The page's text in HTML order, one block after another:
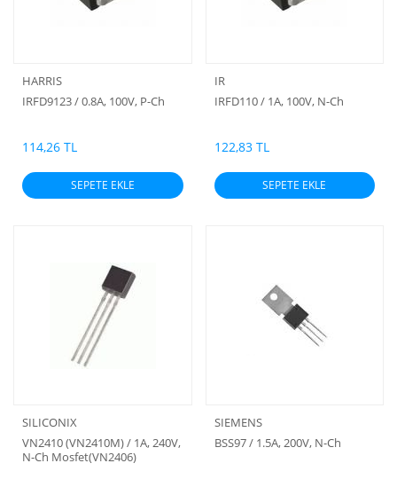
HARRIS
IRFD9123 / 0.8A, 100V, P-Ch
114,26 TL
SEPETE EKLE
IR
IRFD110 / 1A, 100V, N-Ch
122,83 TL
SEPETE EKLE
SILICONIX
VN2410 (VN2410M) / 1A, 240V,
N-Ch Mosfet(VN2406)
SIEMENS
BSS97 / 1.5A, 200V, N-Ch